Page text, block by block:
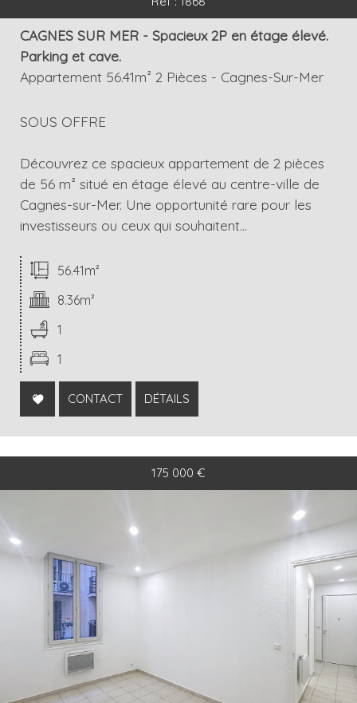
CAGNES SUR MER - Spacieux 2P en étage élevé.
Parking et cave.
Appartement 56.41m² 2 Pièces - Cagnes-Sur-Mer
SOUS OFFRE
Découvrez ce spacieux appartement de 2 pièces
de 56 m² situé en étage élevé au centre-ville de
Cagnes-sur-Mer. Une opportunité rare pour les
investisseurs ou ceux qui souhaitent...
56.41m²
8.36m²
1
1
CONTACT DÉTAILS
175 000 €